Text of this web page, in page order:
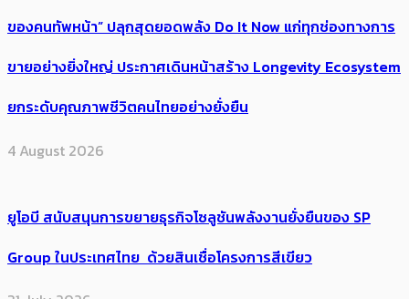
ของคนทัพหน้า” ปลุกสุดยอดพลัง Do It Now แก่ทุกช่องทางการ
ขายอย่างยิ่งใหญ่ ประกาศเดินหน้าสร้าง Longevity Ecosystem
ยกระดับคุณภาพชีวิตคนไทยอย่างยั่งยืน
4 August 2026
ยูโอบี สนับสนุนการขยายธุรกิจโซลูชันพลังงานยั่งยืนของ SP
Group ในประเทศไทย ด้วยสินเชื่อโครงการสีเขียว